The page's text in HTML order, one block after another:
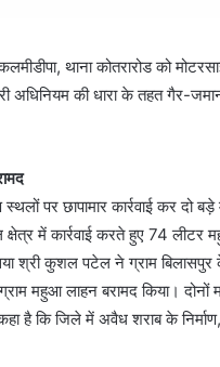
थाना कोतरारोड को
अधिनियम की धारा के तहत गैर-
पर छापामार कार्रवाई कर दो
क्षेत्र में कार्रवाई करते हुए 74
श्री कुशल पटेल ने ग्राम बिलासपुर
महुआ लाहन बरामद किया। दोनों
है कि जिले में अवैध शराब के